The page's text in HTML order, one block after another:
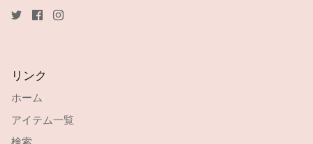
リンク
ホーム
アイテム一覧